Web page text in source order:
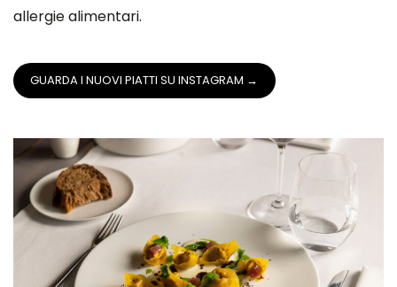
allergie alimentari.
GUARDA I NUOVI PIATTI SU INSTAGRAM →